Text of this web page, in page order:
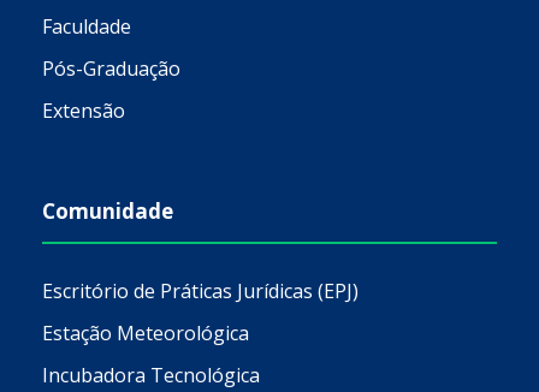
Faculdade
Pós-Graduação
Extensão
Comunidade
Escritório de Práticas Jurídicas (EPJ)
Estação Meteorológica
Incubadora Tecnológica